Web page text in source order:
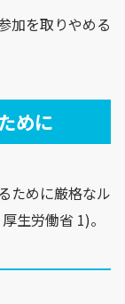
加を取りやめる
めに
ために厳格なル
生労働省 1)。